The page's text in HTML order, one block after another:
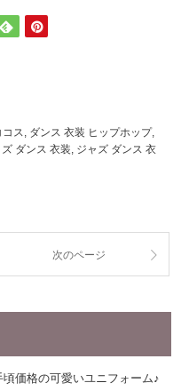
コス, ダンス 衣装 ヒップホップ,
ダンス 衣装, ジャズ ダンス 衣
次のページ
価格の可愛いユニフォーム♪